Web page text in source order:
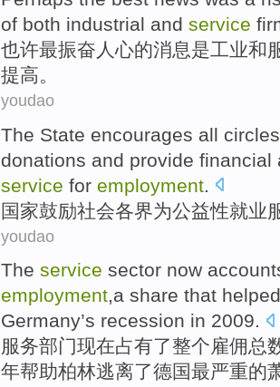
of both industrial and service
也许最振奋 人心的消息是工业和
提高。
youdao
The State encourages all
donations and provide financial
service for employment
国家鼓励社会各界为公益性就业
youdao
The service sector now
employment,a share that helped
Germany’s recession in 2009.
服务部门现在占有了整个雇佣总
年帮助柏林逃离了德国最严重的